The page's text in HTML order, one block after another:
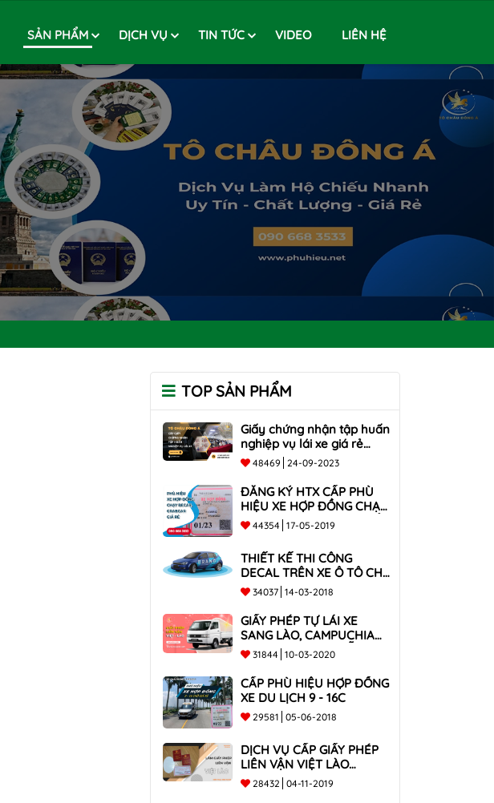
SẢN PHẨM DỊCH VỤ TIN TỨC VIDEO LIÊN HỆ
TOP SẢN PHẨM
Giấy chứng nhận tập huấn
nghiệp vụ lái xe giá rẻ
toàn quốc
48469 24-09-2023
ĐĂNG KÝ HTX CẤP PHÙ
HIỆU XE HỢP ĐỒNG CHẠY
BECAR, GRABCAR GIÁ RẺ
NHẤT
44354 17-05-2019
THIẾT KẾ THI CÔNG
DECAL TRÊN XE Ô TÔ CHO
CÔNG TY
34037 14-03-2018
GIẤY PHÉP TỰ LÁI XE
SANG LÀO, CAMPUCHIA
CHO XE DƯỚI 9 CHỖ VÀ
XE BÁN TẢI
31844 10-03-2020
CẤP PHÙ HIỆU HỢP ĐỒNG
XE DU LỊCH 9 - 16C
29581 05-06-2018
DỊCH VỤ CẤP GIẤY PHÉP
LIÊN VẬN VIỆT LÀO
NHANH CHÓNG , UY TÍN
TOÀN QUỐC
28432 04-11-2019